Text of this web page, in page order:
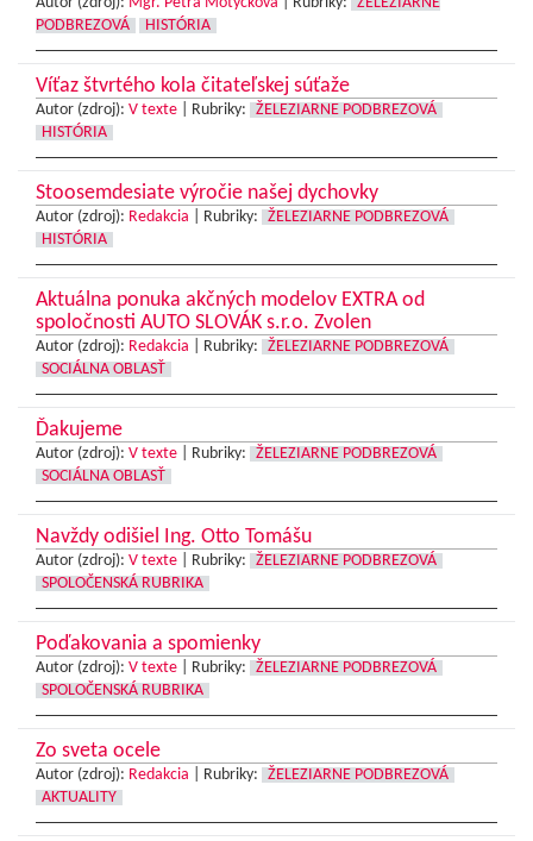
PODBREZOVÁ
HISTÓRIA
Víťaz štvrtého kola čitateľskej súťaže
Autor (zdroj): V texte Rubriky:
ŽELEZIARNE PODBREZOVÁ
HISTÓRIA
Stoosemdesiate výročie našej dychovky
Autor (zdroj): Redakcia Rubriky:
ŽELEZIARNE PODBREZOVÁ
HISTÓRIA
Aktuálna ponuka akčných modelov EXTRA od
spoločnosti AUTO SLOVÁK s.r.o. Zvolen
Autor (zdroj): Redakcia Rubriky:
ŽELEZIARNE PODBREZOVÁ
SOCIÁLNA OBLASŤ
Ďakujeme
Autor (zdroj): V texte Rubriky:
ŽELEZIARNE PODBREZOVÁ
SOCIÁLNA OBLASŤ
Navždy odišiel Ing. Otto Tomášu
Autor (zdroj): V texte Rubriky:
ŽELEZIARNE PODBREZOVÁ
SPOLOČENSKÁ RUBRIKA
Poďakovania a spomienky
Autor (zdroj): V texte Rubriky:
ŽELEZIARNE PODBREZOVÁ
SPOLOČENSKÁ RUBRIKA
Zo sveta ocele
Autor (zdroj): Redakcia Rubriky:
ŽELEZIARNE PODBREZOVÁ
AKTUALITY